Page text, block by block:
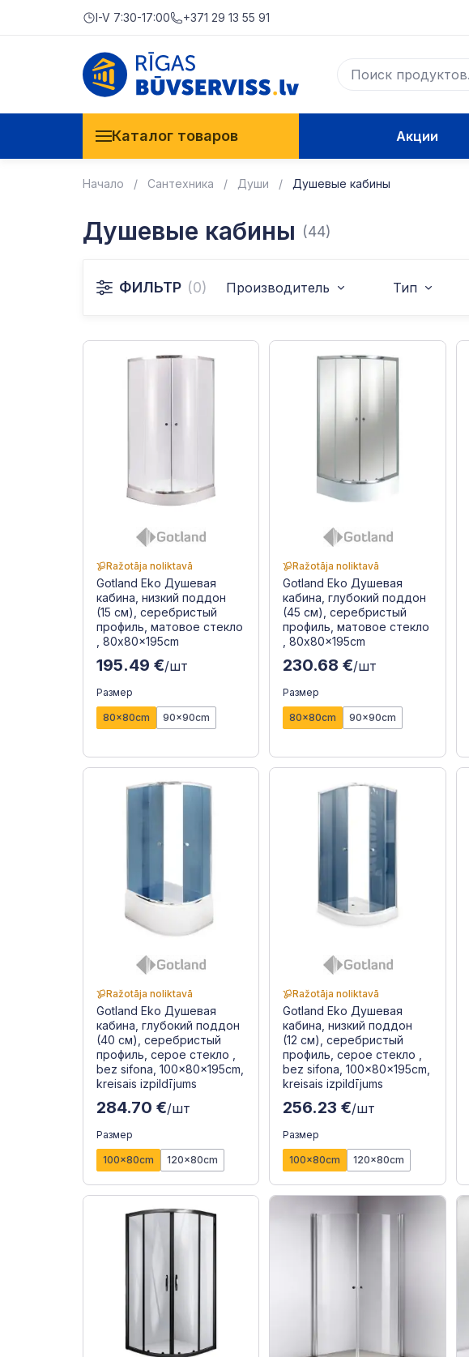
I-V 7:30-17:00 +371 29 13 55 91
Каталог товаров Акции
Начало Сантехника Души Душевые кабины
Душевые кабины (44)
ФИЛЬТР (0) Производитель Тип
Ražotāja noliktavā
Gotland Eko Душевая
кабина, низкий поддон
(15 см), серебристый
профиль, матовое стекло
, 80x80x195cm
195.49 €/шт
Размер
80x80cm 90x90cm
Ražotāja noliktavā
Gotland Eko Душевая
кабина, глубокий поддон
(45 см), серебристый
профиль, матовое стекло
, 80x80x195cm
230.68 €/шт
Размер
80x80cm 90x90cm
Ražotāja noliktavā
Gotland Eko Душевая
кабина, глубокий поддон
(40 см), серебристый
профиль, серое стекло ,
bez sifona, 100x80x195cm,
kreisais izpildījums
284.70 €/шт
Размер
100x80cm 120x80cm
Ražotāja noliktavā
Gotland Eko Душевая
кабина, низкий поддон
(12 см), серебристый
профиль, серое стекло ,
bez sifona, 100x80x195cm,
kreisais izpildījums
256.23 €/шт
Размер
100x80cm 120x80cm